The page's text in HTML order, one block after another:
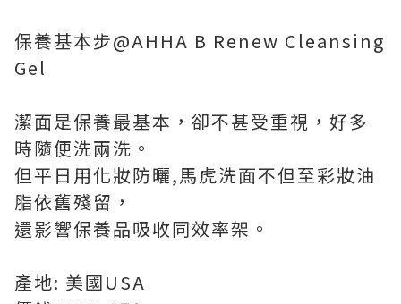
保養基本步@AHHA B Renew Cleansing
Gel
潔面是保養最基本，卻不甚受重視，好多
時隨便洗兩洗。
但平日用化妝防曬,馬虎洗面不但至彩妝油
脂依舊殘留，
還影響保養品吸收同效率架。
產地: 美國USA